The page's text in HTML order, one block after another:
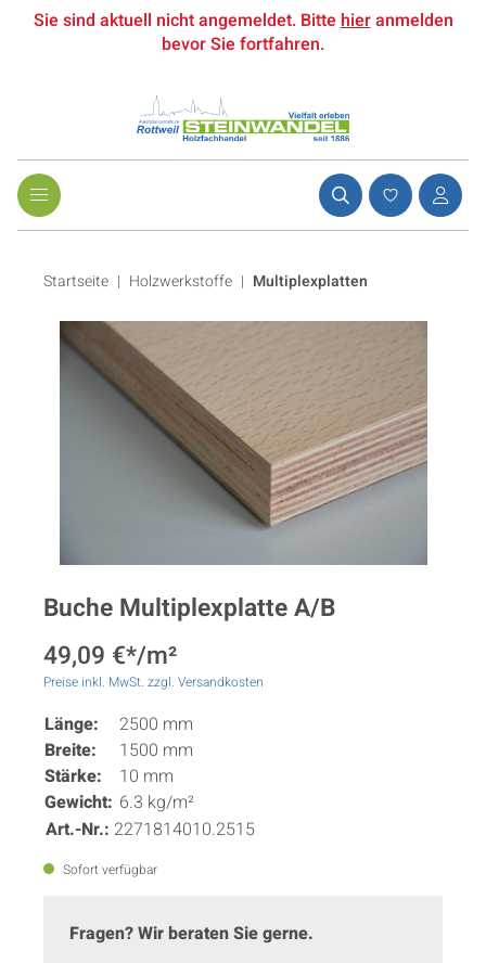
Sie sind aktuell nicht angemeldet. Bittehieranmelden
bevor Sie fortfahren.
Startseite Holzwerkstoffe | Multiplexplatten
Buche Multiplexplatte A/B
49,09 €*/m²
Preise inkl. MwSt. zzgl. Versandkosten
Länge:
2500 mm
Breite:
1500 mm
Stärke:
10 mm
Gewicht: 6.3 kg/m²
Art.-Nr.: 2271814010.2515
Sofort verfügbar
Fragen? Wir beraten Sie gerne.